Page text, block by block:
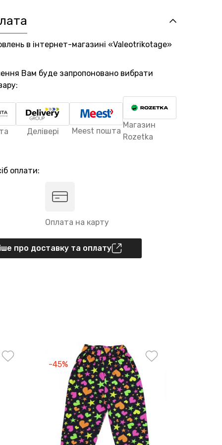
в інтернет-магазині «Valeotrikotage»
Вам буде запропоновано вибрати
Делівері Meest пошта
Магазин
Rozetka
оплати:
Оплата на карту
про доставку та оплату
-45%